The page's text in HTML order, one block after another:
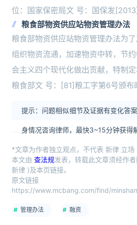
位：国家保密局文 号：国保发
粮食部物资供应站物资管理办法
粮食部物资供应站物资管理办法为
组织物资流通，加速物资中转，节
会主义四个现代化做出贡献，特制定
粮食部文 号：[81]粮工字第6号颁布
提示：问题相似细节及证据有变化答
身情况咨询律师，最快3~15分钟获得
*文章为作者独立观点，不代表 新律 立场
本文由 查法规发表，转载此文章须经作
新律 )及本页链接。
原文链接
https://www.mcbang.com/find/
管理办法 融资